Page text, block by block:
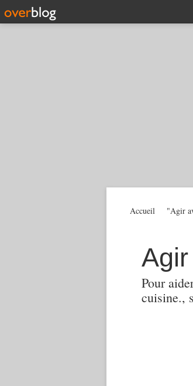
Pour
cuisine.,
Accueil "Agir